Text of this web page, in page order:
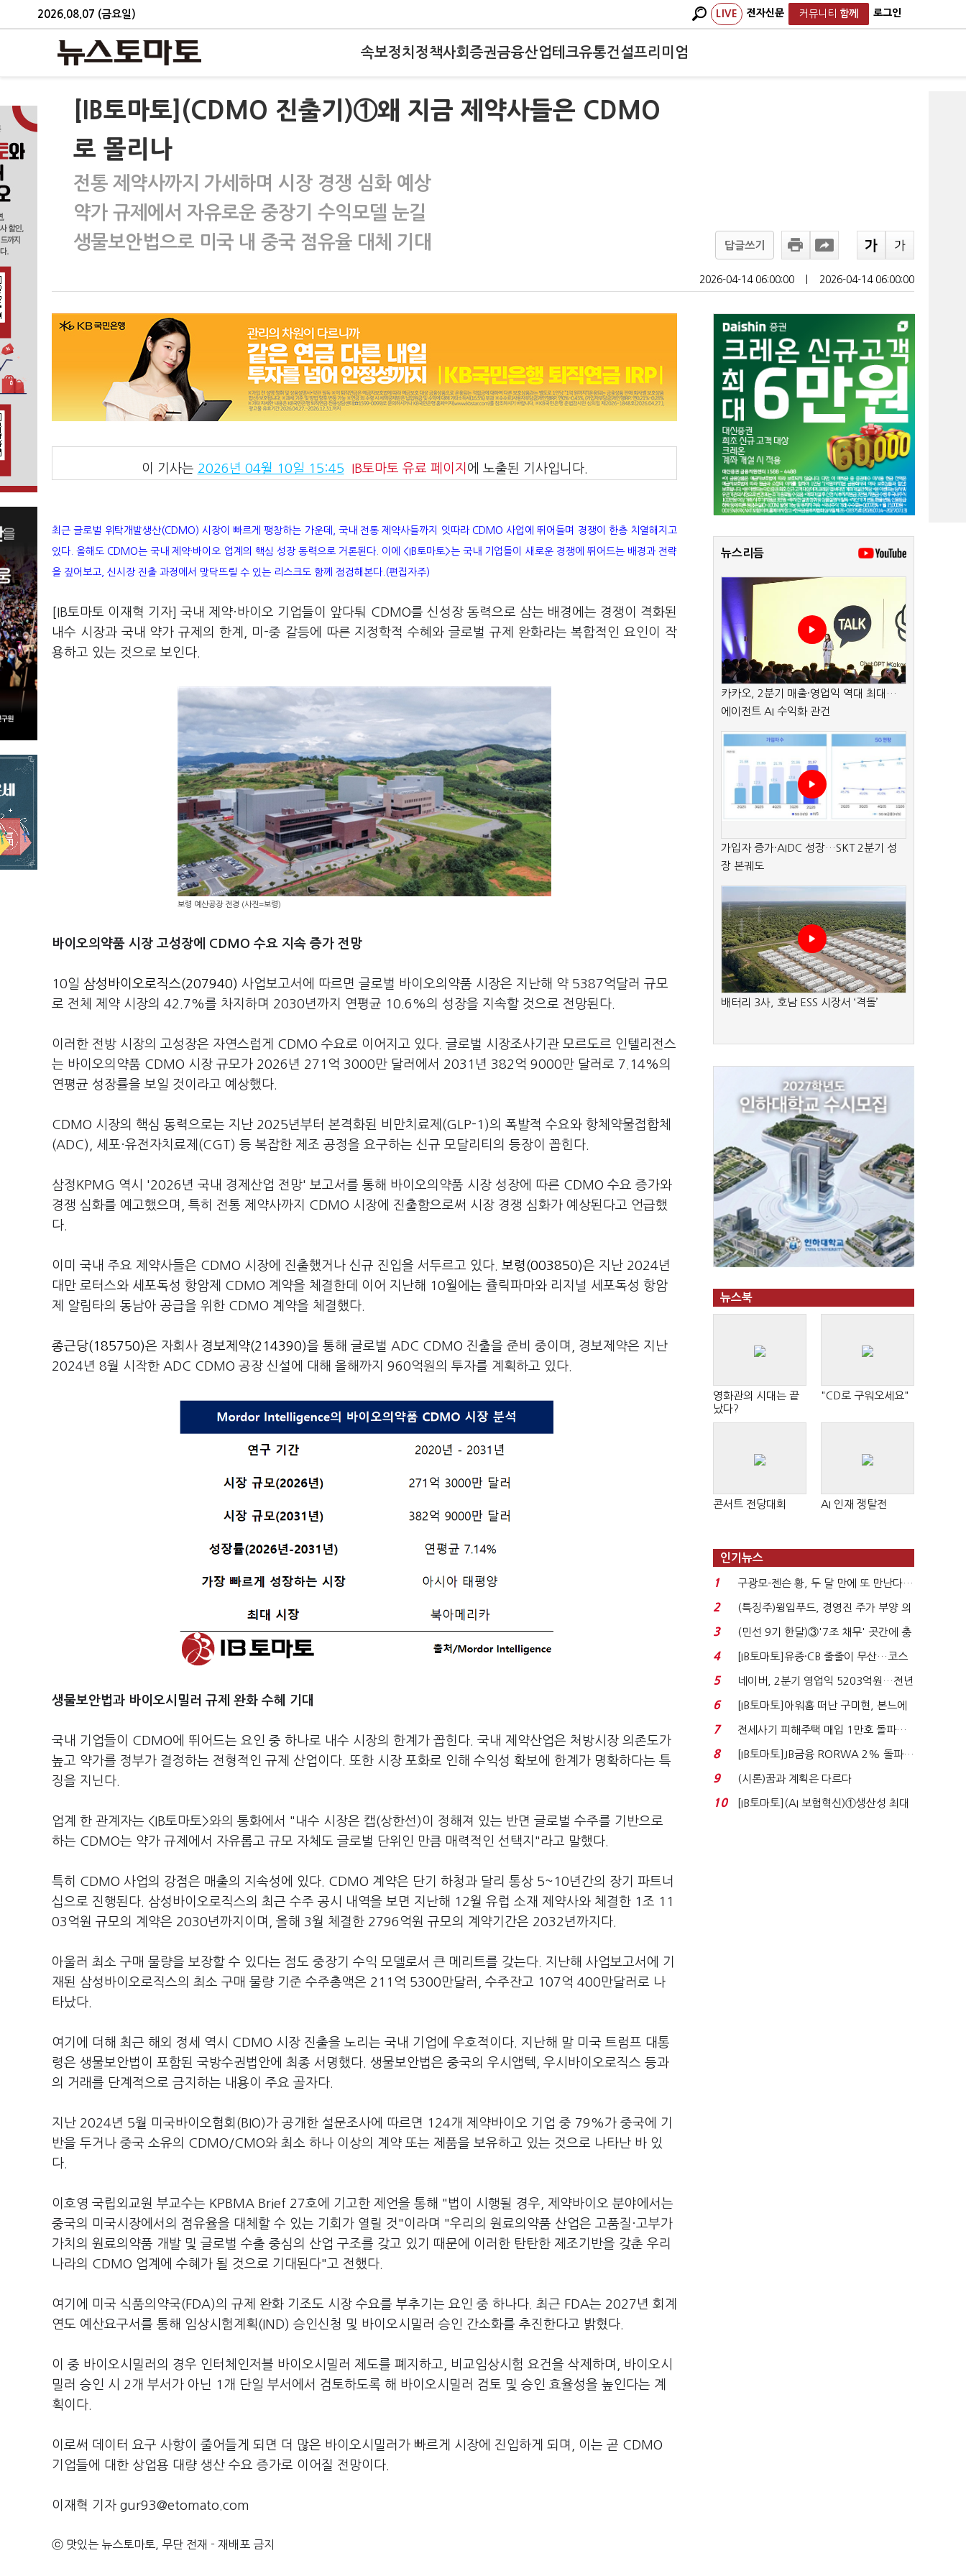
2026.08.07 (금요일) LIVE 전자신문 커뮤니티 함께 로그인
속보정치 정책사회 증권금융산업테크유통건설프리미엄
[IB토마토](CDMO 진출기)①왜 지금 제약사들은 CDMO
로 몰리나
전통 제약사까지 가세하며 시장 경쟁 심화 예상
약가 규제에서 자유로운 중장기 수익모델 눈길
생물보안법으로 미국 내 중국 점유율 대체 기대
답글쓰기
2026-04-14 06:00:00 2026-04-14 06:00:00
이 기사는 2026년 04월 10일 15:45 IB토마토 유료 페이지 에 노출된 기사입니다.
최근 글로벌 위탁개발생산(CDMO) 시장이 빠르게 팽창하는 가운데, 국내 전통 제약사들까지 잇따라 CDMO 사업에 뛰어들며 경쟁이 한층 치열해지고
있다. 올해도 CDMO는 국내 제약·바이오 업계의 핵심 성장 동력으로 거론된다. 이에 <IB토마토>는 국내 기업들이 새로운 경쟁에 뛰어드는 배경과 전략
을 짚어보고, 신시장 진출 과정에서 맞닥뜨릴 수 있는 리스크도 함께 점검해본다.(편집자주)
[IB토마토 이재혁 기자] 국내 제약·바이오 기업들이 앞다퉈 CDMO를 신성장 동력으로 삼는 배경에는 경쟁이 격화된
내수 시장과 국내 약가 규제의 한계, 미-중 갈등에 따른 지정학적 수혜와 글로벌 규제 완화라는 복합적인 요인이 작
용하고 있는 것으로 보인다.
보령 예산공장 전경 (사진=보령)
바이오의약품 시장 고성장에 CDMO 수요 지속 증가 전망
10일 삼성바이오로직스(207940) 사업보고서에 따르면 글로벌 바이오의약품 시장은 지난해 약 5387억달러 규모
로 전체 제약 시장의 42.7%를 차지하며 2030년까지 연평균 10.6%의 성장을 지속할 것으로 전망된다.
이러한 전방 시장의 고성장은 자연스럽게 CDMO 수요로 이어지고 있다. 글로벌 시장조사기관 모르도르 인텔리전스
는 바이오의약품 CDMO 시장 규모가 2026년 271억 3000만 달러에서 2031년 382억 9000만 달러로 7.14%의
연평균 성장률을 보일 것이라고 예상했다.
CDMO 시장의 핵심 동력으로는 지난 2025년부터 본격화된 비만치료제(GLP-1)의 폭발적 수요와 항체약물접합체
(ADC), 세포·유전자치료제(CGT) 등 복잡한 제조 공정을 요구하는 신규 모달리티의 등장이 꼽힌다.
삼정KPMG 역시 '2026년 국내 경제산업 전망' 보고서를 통해 바이오의약품 시장 성장에 따른 CDMO 수요 증가와
경쟁 심화를 예고했으며, 특히 전통 제약사까지 CDMO 시장에 진출함으로써 시장 경쟁 심화가 예상된다고 언급했
다.
이미 국내 주요 제약사들은 CDMO 시장에 진출했거나 신규 진입을 서두르고 있다. 보령(003850)은 지난 2024년
대만 로터스와 세포독성 항암제 CDMO 계약을 체결한데 이어 지난해 10월에는 쥴릭파마와 리지널 세포독성 항암
제 알림타의 동남아 공급을 위한 CDMO 계약을 체결했다.
종근당(185750)은 자회사 경보제약(214390)을 통해 글로벌 ADC CDMO 진출을 준비 중이며, 경보제약은 지난
2024년 8월 시작한 ADC CDMO 공장 신설에 대해 올해까지 960억원의 투자를 계획하고 있다.
생물보안법과 바이오시밀러 규제 완화 수혜 기대
국내 기업들이 CDMO에 뛰어드는 요인 중 하나로 내수 시장의 한계가 꼽힌다. 국내 제약산업은 처방시장 의존도가
높고 약가를 정부가 결정하는 전형적인 규제 산업이다. 또한 시장 포화로 인해 수익성 확보에 한계가 명확하다는 특
징을 지닌다.
업계 한 관계자는 <IB토마토>와의 통화에서 "내수 시장은 캡(상한선)이 정해져 있는 반면 글로벌 수주를 기반으로
하는 CDMO는 약가 규제에서 자유롭고 규모 자체도 글로벌 단위인 만큼 매력적인 선택지"라고 말했다.
특히 CDMO 사업의 강점은 매출의 지속성에 있다. CDMO 계약은 단기 하청과 달리 통상 5~10년간의 장기 파트너
십으로 진행된다. 삼성바이오로직스의 최근 수주 공시 내역을 보면 지난해 12월 유럽 소재 제약사와 체결한 1조 11
03억원 규모의 계약은 2030년까지이며, 올해 3월 체결한 2796억원 규모의 계약기간은 2032년까지다.
아울러 최소 구매 물량을 보장할 수 있다는 점도 중장기 수익 모델로서 큰 메리트를 갖는다. 지난해 사업보고서에 기
재된 삼성바이오로직스의 최소 구매 물량 기준 수주총액은 211억 5300만달러, 수주잔고 107억 400만달러로 나
타났다.
여기에 더해 최근 해외 정세 역시 CDMO 시장 진출을 노리는 국내 기업에 우호적이다. 지난해 말 미국 트럼프 대통
령은 생물보안법이 포함된 국방수권법안에 최종 서명했다. 생물보안법은 중국의 우시앱텍, 우시바이오로직스 등과
의 거래를 단계적으로 금지하는 내용이 주요 골자다.
지난 2024년 5월 미국바이오협회(BIO)가 공개한 설문조사에 따르면 124개 제약바이오 기업 중 79%가 중국에 기
반을 두거나 중국 소유의 CDMO/CMO와 최소 하나 이상의 계약 또는 제품을 보유하고 있는 것으로 나타난 바 있
다.
이호영 국립외교원 부교수는 KPBMA Brief 27호에 기고한 제언을 통해 "법이 시행될 경우, 제약바이오 분야에서는
중국의 미국시장에서의 점유율을 대체할 수 있는 기회가 열릴 것"이라며 "우리의 원료의약품 산업은 고품질·고부가
가치의 원료의약품 개발 및 글로벌 수출 중심의 산업 구조를 갖고 있기 때문에 이러한 탄탄한 제조기반을 갖춘 우리
나라의 CDMO 업계에 수혜가 될 것으로 기대된다"고 전했다.
여기에 미국 식품의약국(FDA)의 규제 완화 기조도 시장 수요를 부추기는 요인 중 하나다. 최근 FDA는 2027년 회계
연도 예산요구서를 통해 임상시험계획(IND) 승인신청 및 바이오시밀러 승인 간소화를 추진한다고 밝혔다.
이 중 바이오시밀러의 경우 인터체인저블 바이오시밀러 제도를 폐지하고, 비교임상시험 요건을 삭제하며, 바이오시
밀러 승인 시 2개 부서가 아닌 1개 단일 부서에서 검토하도록 해 바이오시밀러 검토 및 승인 효율성을 높인다는 계
획이다.
이로써 데이터 요구 사항이 줄어들게 되면 더 많은 바이오시밀러가 빠르게 시장에 진입하게 되며, 이는 곧 CDMO
기업들에 대한 상업용 대량 생산 수요 증가로 이어질 전망이다.
이재혁 기자 gur93@etomato.com
ⓒ 맛있는 뉴스토마토, 무단 전재 - 재배포 금지
뉴스리듬
카카오, 2분기 매출·영업익 역대 최대…
에이전트 AI 수익화 관건
가입자 증가·AIDC 성장…SKT 2분기 성
장 본궤도
배터리 3사, 호남 ESS 시장서 ‘격돌’
뉴스북
영화관의 시대는 끝
났다?
"CD로 구워오세요"
콘서트 전당대회 AI 인재 쟁탈전
인기뉴스
1
구광모-젠슨 황, 두 달 만에 또 만난다…
로봇·AI 등 논...
2
(특징주)윙입푸드, 경영진 주가 부양 의
지에 상한가...
3
(민선 9기 한달)③'7조 채무' 곳간에 충
격…추미애, 20년...
4
[IB토마토]유증·CB 줄줄이 무산…코스
닥 벌점 급증에 ...
5
네이버, 2분기 영업익 5203억원…전년
비 0.2% 감소...
6
[IB토마토]아워홈 떠난 구미현, 본느에
340억 베팅…가...
7
전세사기 피해주택 매입 1만호 돌파…
누적 피해자 4만2...
8
[IB토마토]JB금융 RORWA 2% 돌파…
실적 견인은 은행 ...
9 (시론)꿈과 계획은 다르다
10
[IB토마토](AI 보험혁신)①생산성 최대